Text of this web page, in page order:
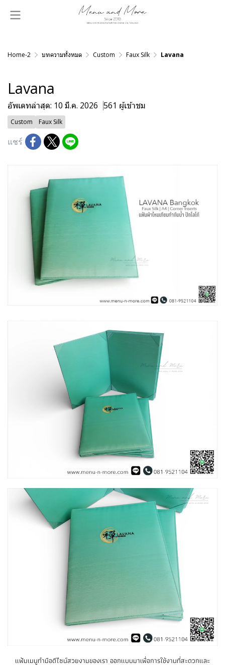
Home-2 บทความทั้งหมด Custom Faux Silk Lavana
Lavana
อัพเดทล่าสุด: 10 มี.ค. 2026 561 ผู้เข้าชม
Custom Faux Silk
แชร์
แฟ้มเมนูทำมือดีไซน์สวยงามของเรา ออกแบบมาเพื่อการใช้งานที่สะดวกและ